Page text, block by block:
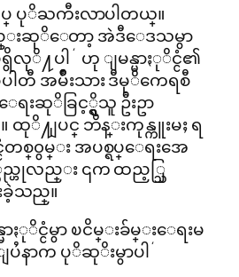
ပ္ ပုိႀကီးလာပါတယ္။
းဆုိေတာ့ အဲဒီေဒသမွာ
ရွိလုိ႔ပါ´ ဟု ျမန္မာႏုိင္ငံ၏
တီ အမ်ိဳးသား ဒီမုိကေရစီ
ရးဆုိခြင့္ရွိသူ ဦးဥာ
ျပင္ ဘိန္းကုန္ကူးမႈ ရ
တစ္၀ွမ္း အပစ္ရပ္ေရးအေ
ည္ဟုလည္း ၎က ထည့္သြ
ခဲ့သည္။
ႏုိင္ငံမွာ ၿငိမ္းခ်မ္းေရးမ
နာက ပုိဆုိးမွာပါ´